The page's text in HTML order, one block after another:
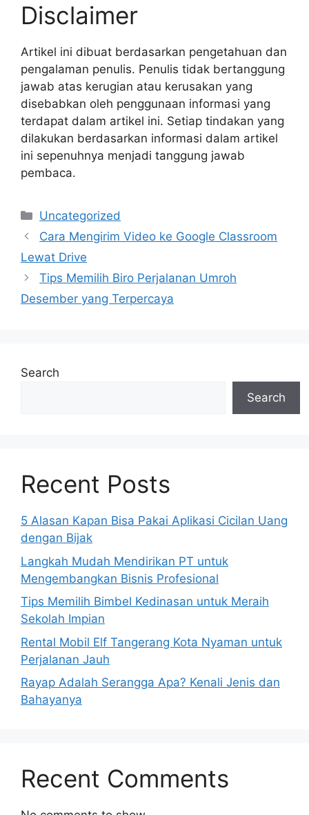
Disclaimer
Artikel ini dibuat berdasarkan pengetahuan dan
pengalaman penulis. Penulis tidak bertanggung
jawab atas kerugian atau kerusakan yang
disebabkan oleh penggunaan informasi yang
terdapat dalam artikel ini. Setiap tindakan yang
dilakukan berdasarkan informasi dalam artikel
ini sepenuhnya menjadi tanggung jawab
pembaca.
Categories
Uncategorized
Cara Mengirim Video ke Google Classroom
Lewat Drive
Tips Memilih Biro Perjalanan Umroh
Desember yang Terpercaya
Search
Search
Recent Posts
5 Alasan Kapan Bisa Pakai Aplikasi Cicilan Uang
dengan Bijak
Langkah Mudah Mendirikan PT untuk
Mengembangkan Bisnis Profesional
Tips Memilih Bimbel Kedinasan untuk Meraih
Sekolah Impian
Rental Mobil Elf Tangerang Kota Nyaman untuk
Perjalanan Jauh
Rayap Adalah Serangga Apa? Kenali Jenis dan
Bahayanya
Recent Comments